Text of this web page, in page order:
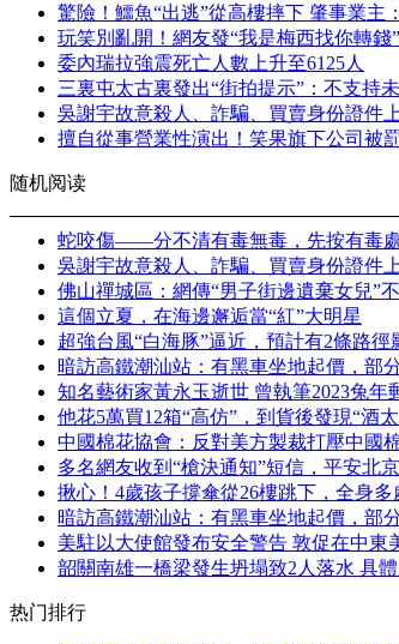
驚險！鱷魚“出逃”從高樓摔下 肇事業主
玩笑別亂開！網友發“我是梅西找你轉錢
委內瑞拉強震死亡人數上升至6125人
三裏屯太古裏發出“街拍提示”：不支持
吳謝宇故意殺人、詐騙、買賣身份證件
擅自從事營業性演出！笑果旗下公司被
随机阅读
蛇咬傷——分不清有毒無毒，先按有毒
吳謝宇故意殺人、詐騙、買賣身份證件
佛山禪城區：網傳“男子街邊遺棄女兒”
這個立夏，在海邊邂逅當“紅”大明星
超強台風“白海豚”逼近，預計有2條路徑
暗訪高鐵潮汕站：有黑車坐地起價，部
知名藝術家黃永玉逝世 曾執筆2023兔年
他花5萬買12箱“高仿”，到貨後發現“
中國棉花協會：反對美方製裁打壓中國
多名網友收到“槍決通知”短信，平安北
揪心！4歲孩子撐傘從26樓跳下，全身多
暗訪高鐵潮汕站：有黑車坐地起價，部
美駐以大使館發布安全警告 敦促在中東
韶關南雄一橋梁發生坍塌致2人落水 具
热门排行